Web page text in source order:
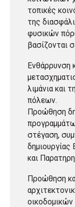
τοπικές
της
φυσικών
βασίζονται
Ενθάρρυνση
λιμάνια και
πόλεων.
Προώθηση
στέγαση,
και
Προώθηση